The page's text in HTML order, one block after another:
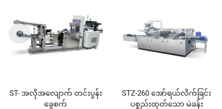
ST- အလိုအလျောက် တင်းပွန်း
ခွေစက်
STZ-260 အော်ရယ်လိက်ခြင်း
ပစ္စည်းထုတ်သော မဲခန်း